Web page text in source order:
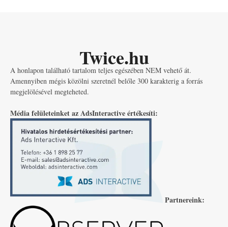
Twice.hu
A honlapon található tartalom teljes egészében NEM vehető át.
Amennyiben mégis közölni szeretnél belőle 300 karakterig a forrás
megjelölésével megteheted.
Média felületeinket az AdsInteractive értékesíti:
Partnereink: